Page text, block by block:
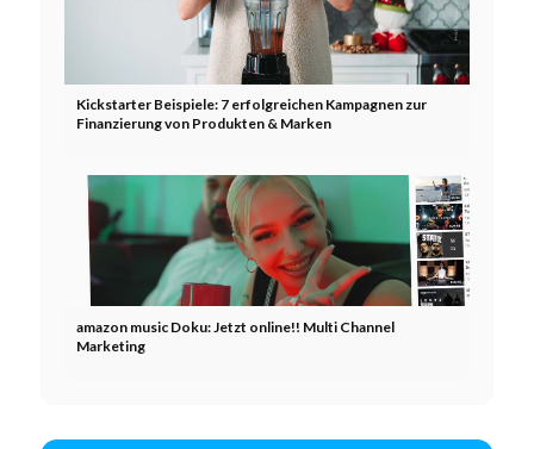
Kickstarter Beispiele: 7 erfolgreichen Kampagnen zur
Finanzierung von Produkten & Marken
amazon music Doku: Jetzt online!! Multi Channel
Marketing